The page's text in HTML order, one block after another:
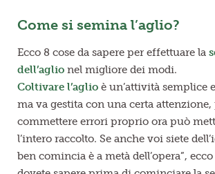
Il consiglio: rincalzare l’aglio per
Come si semina l’aglio?
Ecco 8 cose da sapere per effettuare la
dell’aglio nel migliore dei modi.
Coltivare l’aglio è un’attività semplice
ma va gestita con una certa attenzione,
commettere errori proprio ora può
l’intero raccolto. Se anche voi siete
ben comincia è a metà dell’opera”,